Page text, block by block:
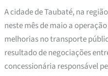
A cidade de Taubaté, na
neste mês de maio a
melhorias no transporte
resultado de negociações
concessionária responsável